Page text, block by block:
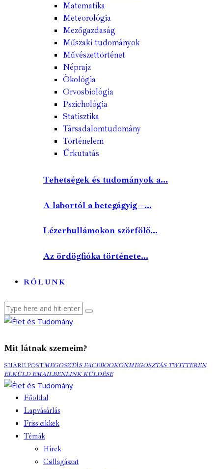
Matematika
Meteorológia
Mezőgazdaság
Műszaki tudományok
Művészettörténet
Néprajz
Ökológia
Orvosbiológia
Pszichológia
Statisztika
Társadalomtudomány
Történelem
Űrkutatás
Tehetségek és tudományok a...
A labortól a betegágyig –...
Lézerhullámokon szörfölő...
Az ördögfióka története...
RÓLUNK
Mit látnak szemeim?
SHARE POSTMEGOSZTÁS
FACEBOOKON
MEGOSZTÁS FACEBOOKONMEGOSZTÁS
MEGOSZTÁS TWITTEREN
ELKÜLD EMAILBENCOPY
TO
LINK KÜLDÉSE
Főoldal
Lapvásárlás
Friss cikkek
Témák
Hírek
Csillagászat